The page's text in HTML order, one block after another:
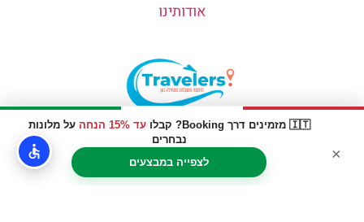
🇮🇹 מזמינים דרך Booking? קבלו עד 15% הנחה
על מלונות
נבחרים
לצפייה במבצעים
×
אודותינו
האתר הינו אתר המלצות מטיילים © כל הזכויות שמורות לסוכנות
TRAVELERS.CO.IL